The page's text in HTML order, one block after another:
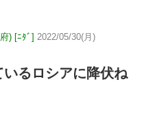
) [ﾆﾀﾞ] 2022/05/30(月)
るロシアに降伏ね